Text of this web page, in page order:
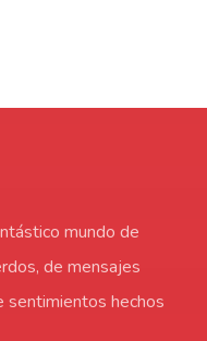
mundo de
de mensajes
sentimientos hechos